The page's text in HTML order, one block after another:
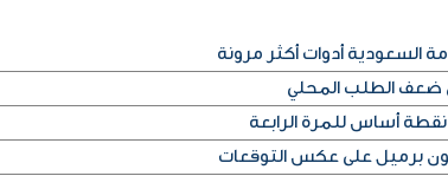
السعودية أدوات أكثر مرونة
ضعف الطلب المحلي